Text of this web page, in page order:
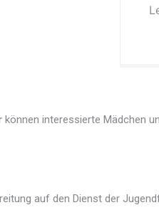
können interessierte Mädchen
auf den Dienst der